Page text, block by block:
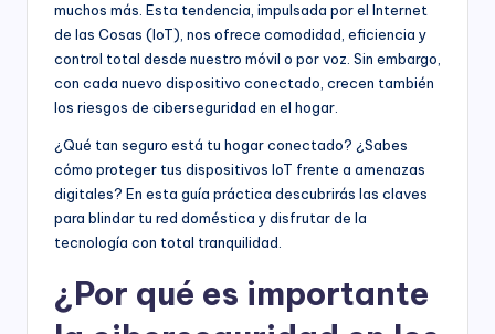
muchos más. Esta tendencia, impulsada por el Internet
de las Cosas (IoT), nos ofrece comodidad, eficiencia y
control total desde nuestro móvil o por voz. Sin embargo,
con cada nuevo dispositivo conectado, crecen también
los riesgos de ciberseguridad en el hogar.
¿Qué tan seguro está tu hogar conectado? ¿Sabes
cómo proteger tus dispositivos IoT frente a amenazas
digitales? En esta guía práctica descubrirás las claves
para blindar tu red doméstica y disfrutar de la
tecnología con total tranquilidad.
¿Por qué es importante